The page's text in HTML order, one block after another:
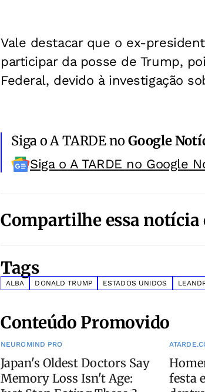
Vale destacar que o ex-
participar da posse de Trump,
Federal, devido à investigação
Siga o A TARDE noGoogle
Siga o A TARDE no Google
Compartilhe essa notícia
Tags
ALBA DONALD TRUMP ESTADOS UNIDOS